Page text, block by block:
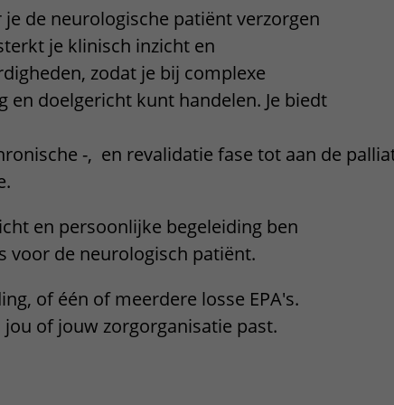
Contact met verpleegafdeling
Het Wilhelmina
Kinderziekenhuis
je de neurologische patiënt verzorgen
je klinisch inzicht en
zodat je bij complexe
en doelgericht kunt handelen. Je biedt
-, en revalidatie fase tot aan de
en persoonlijke begeleiding ben
voor de neurologisch patiënt.
of één of meerdere losse EPA's.
of jouw zorgorganisatie past.